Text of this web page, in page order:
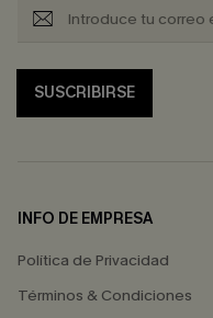
SUSCRIBIRSE
INFO DE EMPRESA
Política de Privacidad
Términos & Condiciones